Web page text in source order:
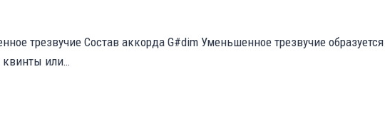
трезвучие Состав аккорда G#dim Уменьшенное трезвучие
квинты или…